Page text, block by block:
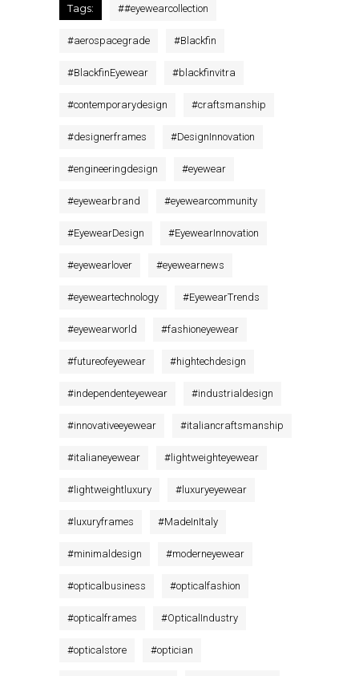
Tags: ##eyewearcollection
#aerospacegrade #Blackfin
#BlackfinEyewear #blackfinvitra
#contemporarydesign #craftsmanship
#designerframes #DesignInnovation
#engineeringdesign #eyewear
#eyewearbrand #eyewearcommunity
#EyewearDesign #EyewearInnovation
#eyewearlover #eyewearnews
#eyeweartechnology #EyewearTrends
#eyewearworld #fashioneyewear
#futureofeyewear #hightechdesign
#independenteyewear #industrialdesign
#innovativeeyewear #italiancraftsmanship
#italianeyewear # lightweighteyewear
# lightweightluxury # luxuryeyewear
# luxuryframes #MadeInItaly
#minimaldesign #moderneyewear
#opticalbusiness #opticalfashion
#opticalframes #OpticalIndustry
#opticalstore #optician